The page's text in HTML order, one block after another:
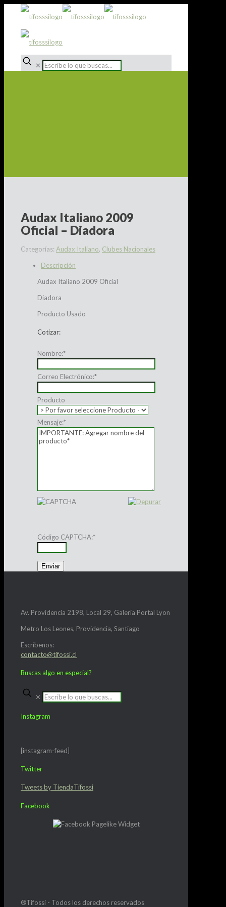
✕
Audax Italiano 2009
Oficial – Diadora
Categorías: Audax Italiano, Clubes Nacionales
Descripción
Audax Italiano 2009 Oficial
Diadora
Producto Usado
Cotizar:
Nombre:*
Correo Electrónico:*
Producto
Mensaje:*
Código CAPTCHA:*
Av. Providencia 2198, Local 29, Galería Portal Lyon
Metro Los Leones, Providencia, Santiago
Escríbenos:
contacto@tifossi.cl
Buscas algo en especial?
✕
Instagram
[instagram-feed]
Twitter
Tweets by TiendaTifossi
Facebook
®Tifossi - Todos los derechos reservados